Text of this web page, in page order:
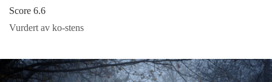
Score 6.6
Vurdert av ko-stens